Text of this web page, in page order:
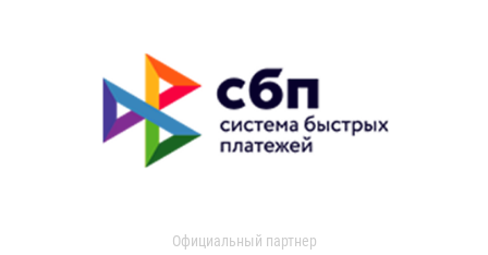
Официальный партнер